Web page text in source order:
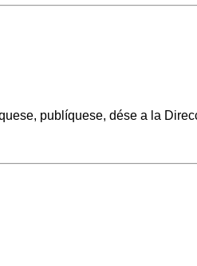
publíquese, dése a la